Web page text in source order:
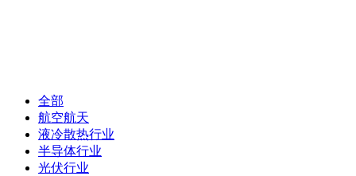
全部
航空航天
液冷散热行业
半导体行业
光伏行业